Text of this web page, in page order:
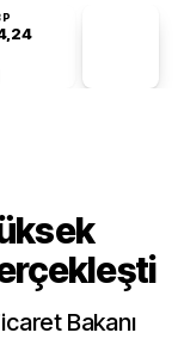
Bakanı